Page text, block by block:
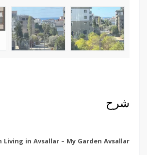
شرح
Living in Avsallar – My Garden Avsallar